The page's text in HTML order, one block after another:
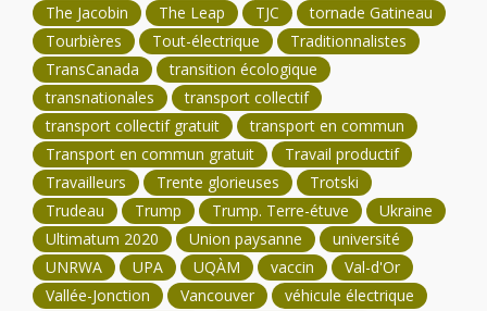
The Jacobin
The Leap TJC
tornade Gatineau
Tourbières
Tout-électrique
Traditionnalistes
TransCanada
transition écologique
transnationales
transport collectif
transport collectif gratuit
transport en commun
Transport en commun gratuit
Travail productif
Travailleurs
Trente glorieuses
Trotski
Trudeau
Trump Trump. Terre-étuve
Ukraine
Ultimatum 2020
Union paysanne
université
UNRWA
UPA UQÀM vaccin
Val-d'Or
Vallée-Jonction
Vancouver
véhicule électrique